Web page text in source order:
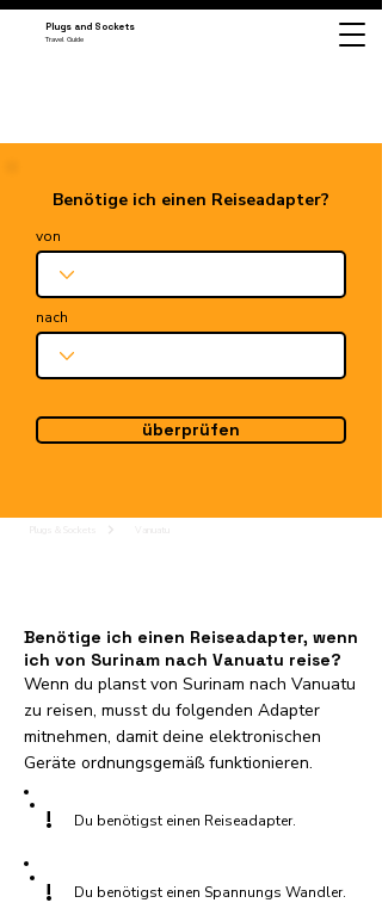
Plugs and Sockets
Travel Guide
Benötige ich einen Reiseadapter?
von
nach
überprüfen
Benötige ich einen Reiseadapter, wenn
ich von Surinam nach Vanuatu reise?
Wenn du planst von Surinam nach Vanuatu
zu reisen, musst du folgenden Adapter
mitnehmen, damit deine elektronischen
Geräte ordnungsgemäß funktionieren.
! Du benötigst einen Reiseadapter.
! Du benötigst einen Spannungs Wandler.